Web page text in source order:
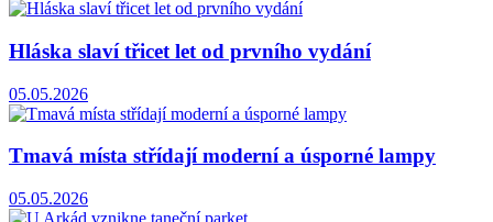
Hláska slaví třicet let od prvního vydání
05.05.2026
Tmavá místa střídají moderní a úsporné lampy
05.05.2026